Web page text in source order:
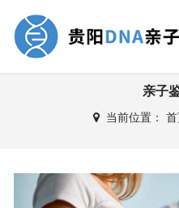
亲子
当前位置：